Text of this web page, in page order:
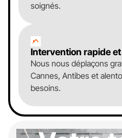
soignés.
Intervention rapide
Nous nous déplaçons
Cannes, Antibes et
besoins.